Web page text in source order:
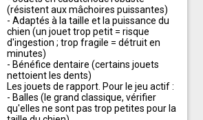
(résistent aux mâchoires puissantes)
- Adaptés à la taille et la puissance du
chien (un jouet trop petit = risque
d'ingestion ; trop fragile = détruit en
minutes)
- Bénéfice dentaire (certains jouets
nettoient les dents)
Les jouets de rapport. Pour le jeu actif :
- Balles (le grand classique, vérifier
qu'elles ne sont pas trop petites pour la